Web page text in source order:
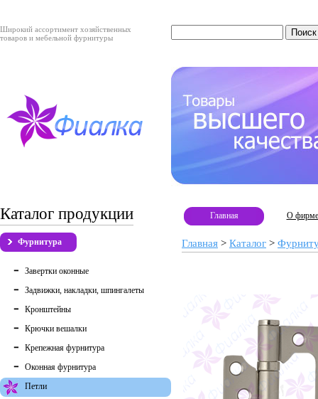
Широкий ассортимент хозяйственных
товаров и мебельной фурнитуры
Каталог продукции
Фурнитура
Завертки оконные
Задвижки, накладки, шпингалеты
Кронштейны
Крючки вешалки
Крепежная фурнитура
Оконная фурнитура
Петли
Главная О фирме
Главная > Каталог >